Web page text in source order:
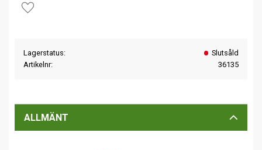
Lägg till i favoriter
Lagerstatus
Slutsåld
Artikelnr
36135
ALLMÄNT